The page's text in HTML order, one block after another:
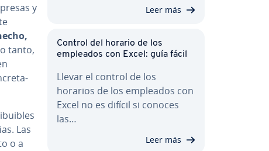
y
tanto,
Las
o a
Leer más
Control del horario de los
empleados con Excel: guía fácil
Llevar el control de los
horarios de los empleados con
Excel no es difícil si conoces
las…
Leer más